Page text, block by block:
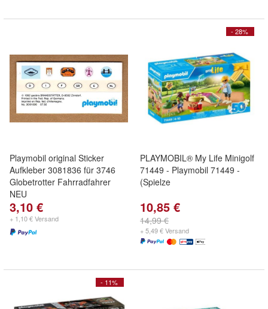
Playmobil original Sticker
Aufkleber 3081836 für 3746
Globetrotter Fahrradfahrer
NEU
3,10 €
+ 1,10 € Versand
- 28%
PLAYMOBIL® My Life Minigolf
71449 - Playmobil 71449 -
(Spielze
10,85 €
14,99 €
+ 5,49 € Versand
- 11%